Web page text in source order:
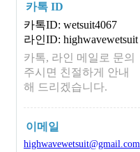
카톡 ID
카톡ID: wetsuit4067
라인ID: highwavewetsuit
카톡, 라인 메일로 문의
주시면 친절하게 안내
해 드리겠습니다.
이메일
highwavewetsuit@gmail.com